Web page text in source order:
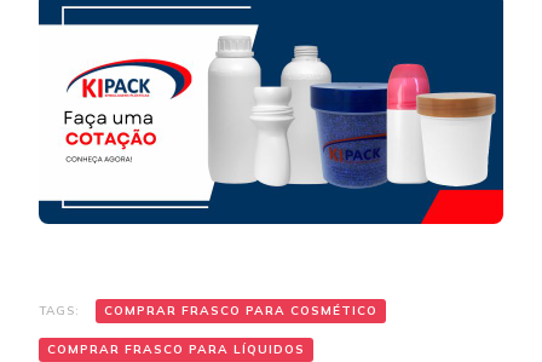
TAGS: COMPRAR FRASCO PARA COSMÉTICO
COMPRAR FRASCO PARA LÍQUIDOS